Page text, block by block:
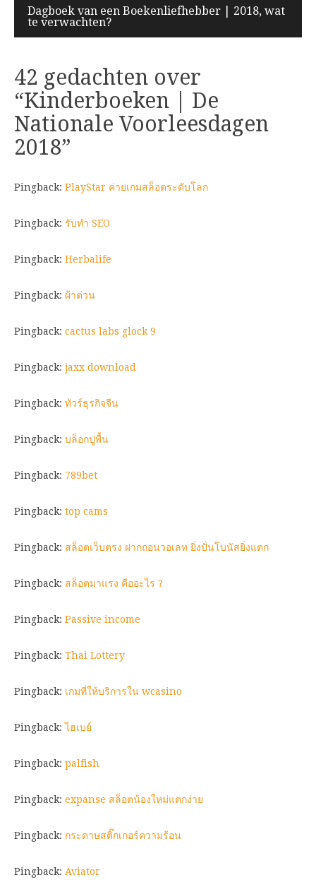
Dagboek van een Boekenliefhebber | 2018, wat
te verwachten?
42 gedachten over
“Kinderboeken | De
Nationale Voorleesdagen
2018”
Pingback: PlayStar ค่ายเกมสล็อตระดับโลก
Pingback: รับทำ SEO
Pingback: Herbalife
Pingback: ผ้าต่วน
Pingback: cactus labs glock 9
Pingback: jaxx download
Pingback: ทัวร์ธุรกิจจีน
Pingback: บล็อกปูพื้น
Pingback: 789bet
Pingback: top cams
Pingback: สล็อตเว็บตรง ฝากถอนวอเลท ยิ่งปั่นโบนัสยิ่งแตก
Pingback: สล็อตมาแรง คืออะไร ?
Pingback: Passive income
Pingback: Thai Lottery
Pingback: เกมที่ให้บริการใน wcasino
Pingback:ไฮเบย์
Pingback: palfish
Pingback: expanse สล็อตน้องใหม่แตกง่าย
Pingback: กระดาษสติ๊กเกอร์ความร้อน
Pingback: Aviator